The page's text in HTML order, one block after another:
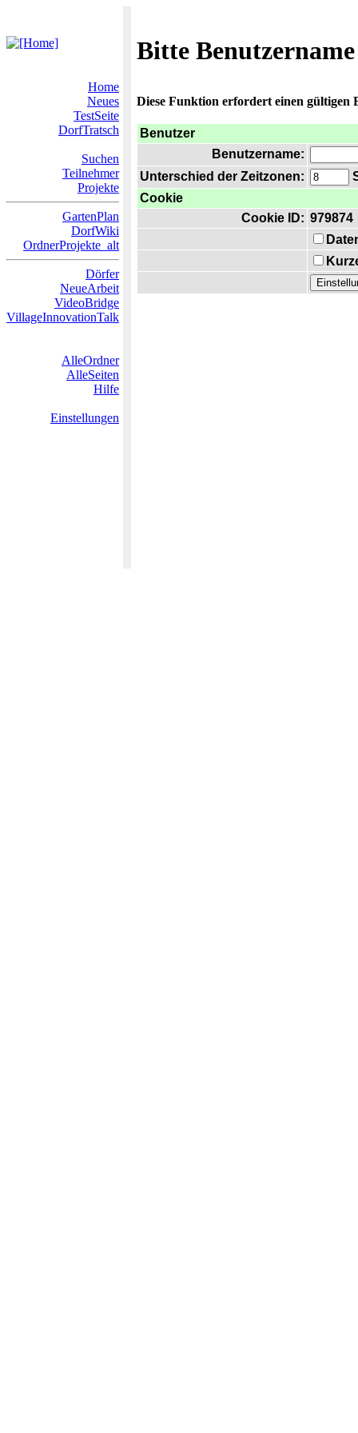
Bitte
Home
Neues
TestSeite
DorfTratsch
Suchen
Teilnehmer
Projekte
GartenPlan
DorfWiki
OrdnerProjekte_alt
Dörfer
NeueArbeit
VideoBridge
VillageInnovationTalk
AlleOrdner
AlleSeiten
Hilfe
Einstellungen
Diese Funktion erfordert einen gültigen
Benutzer
Benutzername:
Unterschied der Zeitzonen:
Cookie
Cookie ID: 979874